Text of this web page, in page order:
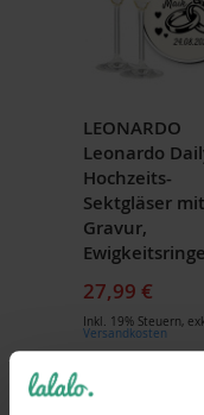
LEONARDO
Leonardo
Hochzeits-
Sektgläser mit
Gravur,
Ewigkeitsringe
27,99 €
Inkl. 19% Steuern,
Versandkosten